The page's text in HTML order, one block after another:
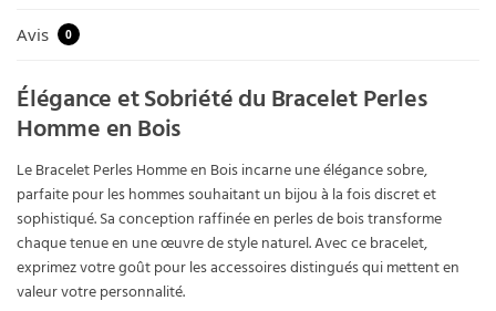
Avis 0
Élégance et Sobriété du Bracelet Perles
Homme en Bois
Le Bracelet Perles Homme en Bois incarne une élégance sobre,
parfaite pour les hommes souhaitant un bijou à la fois discret et
sophistiqué. Sa conception raffinée en perles de bois transforme
chaque tenue en une œuvre de style naturel. Avec ce bracelet,
exprimez votre goût pour les accessoires distingués qui mettent en
valeur votre personnalité.